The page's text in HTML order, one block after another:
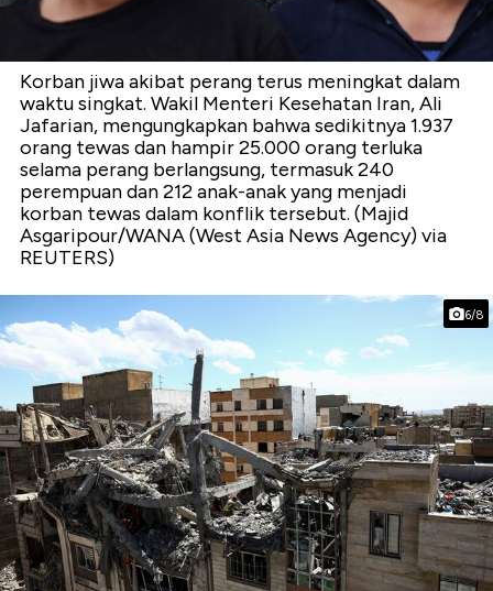
Korban jiwa akibat perang terus meningkat dalam
waktu singkat. Wakil Menteri Kesehatan Iran, Ali
Jafarian, mengungkapkan bahwa sedikitnya 1.937
orang tewas dan hampir 25.000 orang terluka
selama perang berlangsung, termasuk 240
perempuan dan 212 anak-anak yang menjadi
korban tewas dalam konflik tersebut. (Majid
Asgaripour/WANA (West Asia News Agency) via
REUTERS)
6/8